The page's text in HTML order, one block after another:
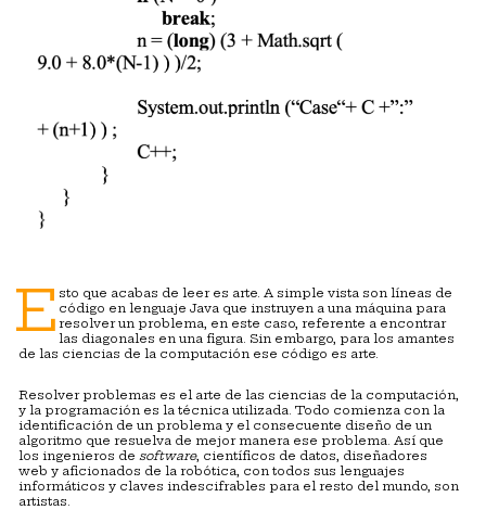
E sto que acabas de leer es arte. A simple vista son líneas de
código en lenguaje Java que instruyen a una máquina para
resolver un problema, en este caso, referente a encontrar
las diagonales en una figura. Sin embargo, para los amantes
de las ciencias de la computación ese código es arte.
Resolver problemas es el arte de las ciencias de la computación,
y la programación es la técnica utilizada. Todo comienza con la
identificación de un problema y el consecuente diseño de un
algoritmo que resuelva de mejor manera ese problema. Así que
los ingenieros de software, científicos de datos, diseñadores
web y aficionados de la robótica, con todos sus lenguajes
informáticos y claves indescifrables para el resto del mundo, son
artistas.